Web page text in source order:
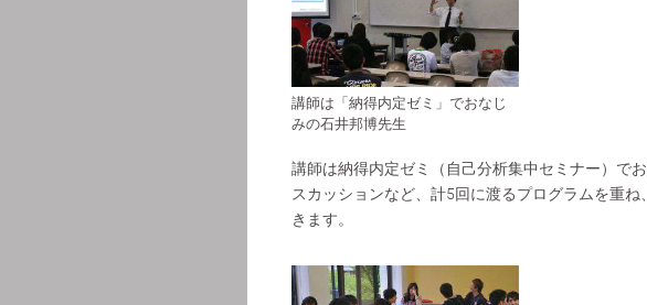
講師は「納得内定ゼミ」でおなじ
みの石井邦博先生
講師は納得内定ゼミ（自己分析集中セミナー）で
スカッションなど、計5回に渡るプログラムを重
きます。